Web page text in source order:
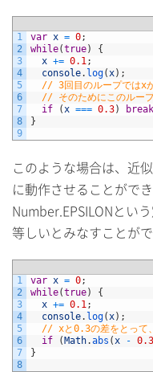
1
2
3
4
5
6
7
8
9
var x = 0;
while(true)
{
x += 0.1;
console. log(x) ;
// 3回目のループではx
// そのためにこのルー
if
(x === 0.3) break
}
このような場合は、近
に動作させることができ
Number.EPSILONとい
等しいとみなすことが
1
2
3
4
5
6
7
8
var x = 0;
while(true)
{
x += 0.1;
console. log(x) ;
// xと0.3の差をとって、
if
( Math.abs (x - 0.3
}